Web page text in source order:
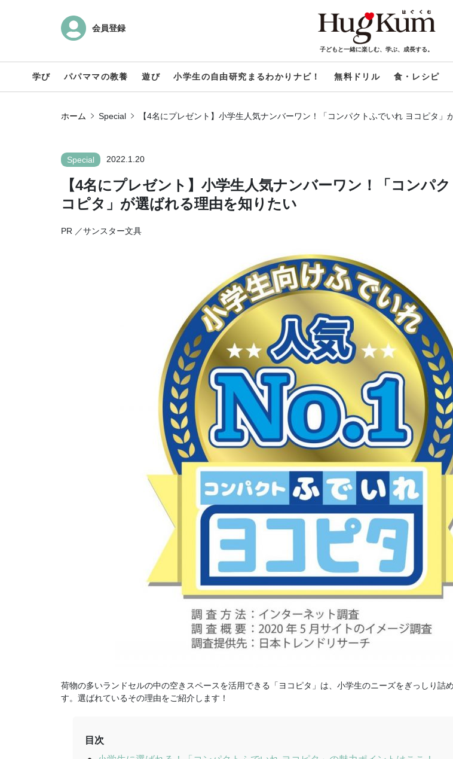
会員登録
子どもと一緒に楽しむ、学ぶ、成長する。
学び パパママの教養 遊び 小学生の自由研究まるわかりナビ！ 無料ドリル 食・レシピ
ホーム Special 【4名にプレゼント】小学生人気ナンバーワン！「コンパクトふでいれ ヨコピタ」
Special 2022.1.20
【4名にプレゼント】小学生人気ナンバーワン！「コンパ
コピタ」が選ばれる理由を知りたい
PR ／サンスター文具
荷物の多いランドセルの中の空きスペースを活用できる「ヨコピタ」は、小学生のニーズをぎっしり詰
す。選ばれているその理由をご紹介します！
目次